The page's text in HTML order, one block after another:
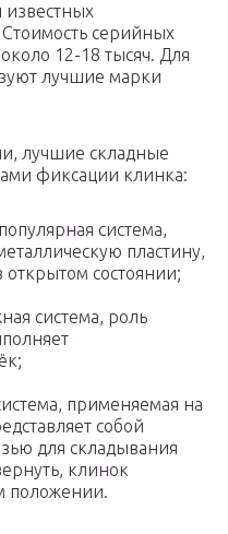
серийных
12-18 тысяч. Для
лучшие марки
лучшие складные
фиксации клинка:
система,
пластину,
состоянии;
система, роль
применяемая на
собой
для складывания
клинок
положении.